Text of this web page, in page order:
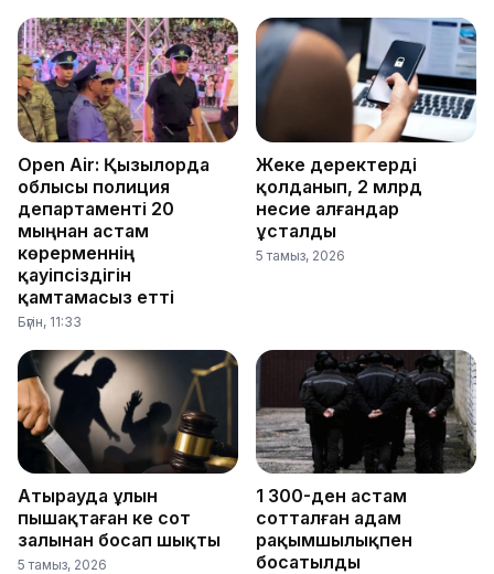
Open Air: Қызылорда
облысы полиция
департаменті 20
мыңнан астам
көрерменнің
қауіпсіздігін
қамтамасыз етті
Бүгін, 11:33
Жеке деректерді
қолданып, 2 млрд
несие алғандар
ұсталды
5 тамыз, 2026
Атырауда ұлын
пышақтаған әке сот
залынан босап шықты
5 тамыз, 2026
1 300-ден астам
сотталған адам
рақымшылықпен
босатылды